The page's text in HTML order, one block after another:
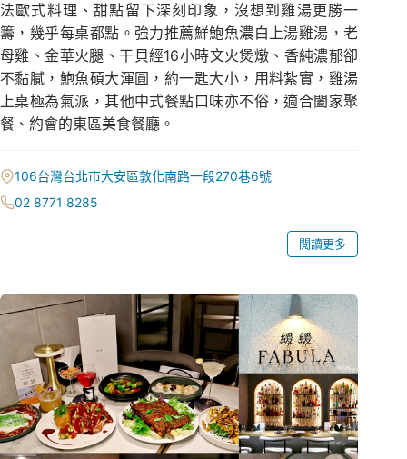
法歐式料理、甜點留下深刻印象，沒想到雞湯更勝一
籌，幾乎每桌都點。強力推薦鮮鮑魚濃白上湯雞湯，老
母雞、金華火腿、干貝經16小時文火煲燉、香純濃郁卻
不黏膩，鮑魚碩大渾圓，約一匙大小，用料紮實，雞湯
上桌極為氣派，其他中式餐點口味亦不俗，適合闔家聚
餐、約會的東區美食餐廳。
106台灣台北市大安區敦化南路一段270巷6號
02 8771 8285
閱讀更多